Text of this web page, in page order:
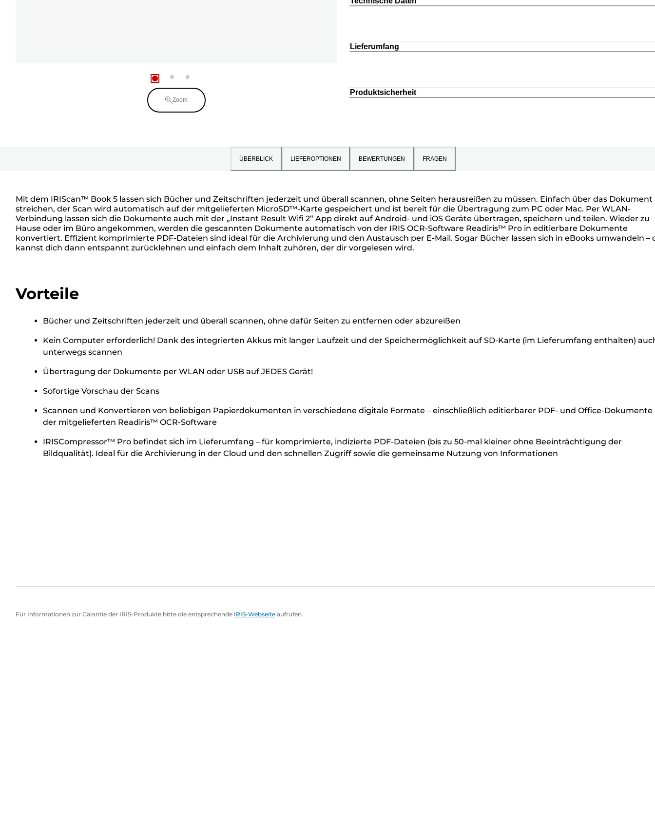
Zoom
Lieferumfang
Produktsicherheit
ÜBERBLICK LIEFEROPTIONEN BEWERTUNGEN FRAGEN
Mit dem IRIScan™ Book 5 lassen sich Bücher und Zeitschriften jederzeit und überall scannen, ohne Seiten herausreißen zu müssen. Einfach über das Dokument
streichen, der Scan wird automatisch auf der mitgelieferten MicroSD™-Karte gespeichert und ist bereit für die Übertragung zum PC oder Mac. Per WLAN-
Verbindung lassen sich die Dokumente auch mit der „Instant Result Wifi 2“ App direkt auf Android- und iOS Geräte übertragen, speichern und teilen. Wieder zu
Hause oder im Büro angekommen, werden die gescannten Dokumente automatisch von der IRIS OCR-Software Readiris™ Pro in editierbare Dokumente
konvertiert. Effizient komprimierte PDF-Dateien sind ideal für die Archivierung und den Austausch per E-Mail. Sogar Bücher lassen sich in eBooks umwandeln –
kannst dich dann entspannt zurücklehnen und einfach dem Inhalt zuhören, der dir vorgelesen wird.
Vorteile
Bücher und Zeitschriften jederzeit und überall scannen, ohne dafür Seiten zu entfernen oder abzureißen
Kein Computer erforderlich! Dank des integrierten Akkus mit langer Laufzeit und der Speichermöglichkeit auf SD-Karte (im Lieferumfang enthalten)
unterwegs scannen
Übertragung der Dokumente per WLAN oder USB auf JEDES Gerät!
Sofortige Vorschau der Scans
Scannen und Konvertieren von beliebigen Papierdokumenten in verschiedene digitale Formate – einschließlich editierbarer PDF- und Office-
der mitgelieferten Readiris™ OCR-Software
IRISCompressor™ Pro befindet sich im Lieferumfang – für komprimierte, indizierte PDF-Dateien (bis zu 50-mal kleiner ohne Beeinträchtigung der
Bildqualität). Ideal für die Archivierung in der Cloud und den schnellen Zugriff sowie die gemeinsame Nutzung von Informationen
Für Informationen zur Garantie der IRIS-Produkte bitte die entsprechende IRIS-Webseite aufrufen.